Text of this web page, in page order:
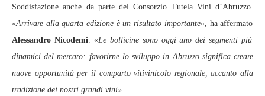
Soddisfazione anche da parte del Consorzio Tutela Vini d’Abruzzo.
«Arrivare alla quarta edizione è un risultato importante», ha affermato
Alessandro Nicodemi. «Le bollicine sono oggi uno dei segmenti più
dinamici del mercato: favorirne lo sviluppo in Abruzzo significa creare
nuove opportunità per il comparto vitivinicolo regionale, accanto alla
tradizione dei nostri grandi vini».